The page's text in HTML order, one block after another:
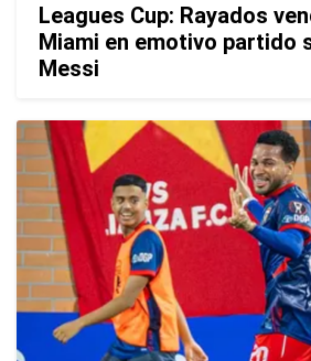
Leagues Cup: Rayados
Miami en emotivo partido
Messi